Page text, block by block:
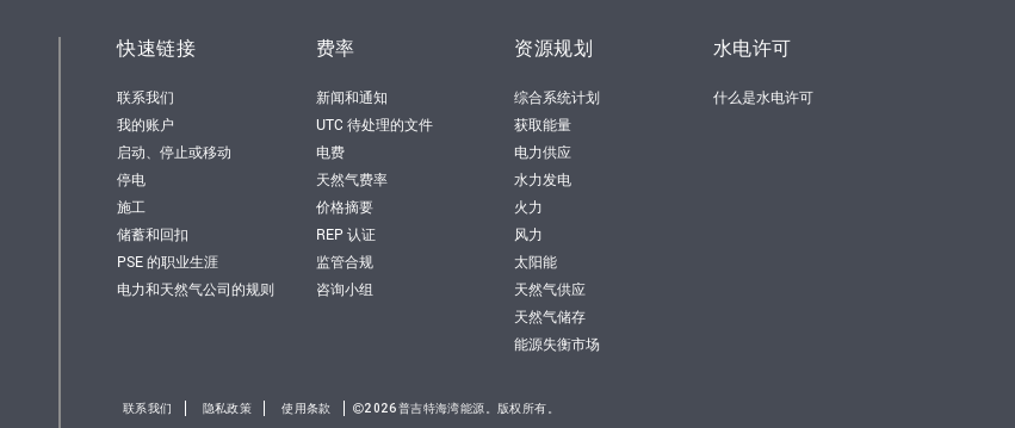
快速链接
联系我们
我的账户
启动、停止或移动
停电
施工
储蓄和回扣
PSE 的职业生涯
电力和天然气公司的规则
费率
新闻和通知
UTC 待处理的文件
电费
天然气费率
价格摘要
REP 认证
监管合规
咨询小组
资源规划
综合系统计划
获取能量
电力供应
水力发电
火力
风力
太阳能
天然气供应
天然气储存
能源失衡市场
水电许可
什么是水电许可
联系我们 隐私政策 使用条款 2026普吉特海湾能源。版权所有。